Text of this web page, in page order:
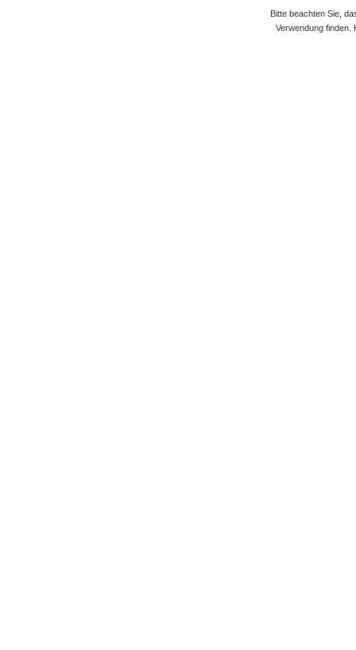
Bitte beachten Sie,
Verwendung finden.